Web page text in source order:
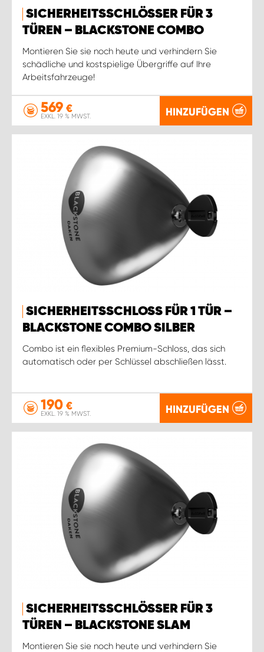
SICHERHEITSSCHLÖSSER FÜR 3
TÜREN – BLACKSTONE COMBO
Montieren Sie sie noch heute und verhindern Sie
schädliche und kostspielige Übergriffe auf Ihre
Arbeitsfahrzeuge!
569 €
EXKL. 19 % MWST. HINZUFÜGEN
SICHERHEITSSCHLOSS FÜR 1 TÜR –
BLACKSTONE COMBO SILBER
Combo ist ein flexibles Premium-Schloss, das sich
automatisch oder per Schlüssel abschließen lässt.
190 €
EXKL. 19 % MWST. HINZUFÜGEN
SICHERHEITSSCHLÖSSER FÜR 3
TÜREN – BLACKSTONE SLAM
Montieren Sie sie noch heute und verhindern Sie